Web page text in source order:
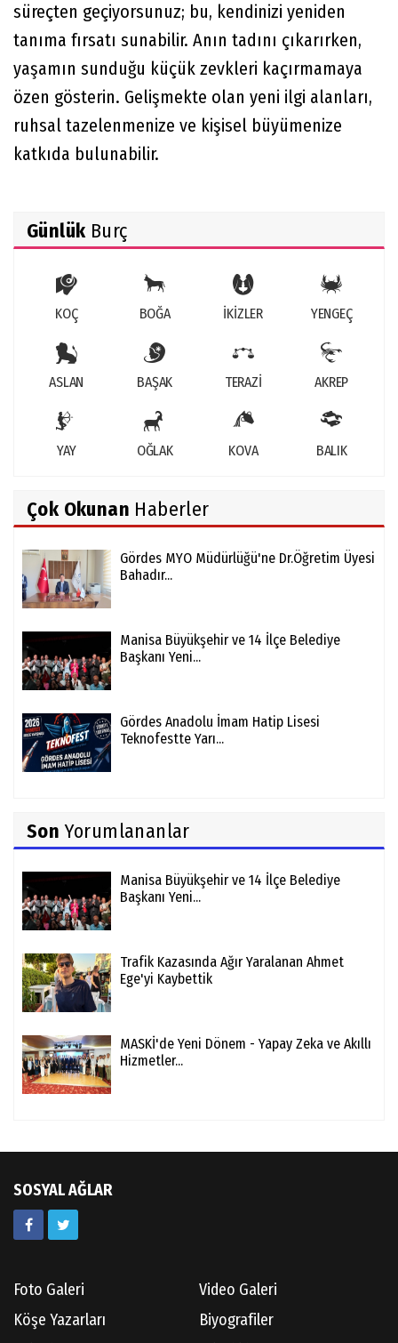
süreçten geçiyorsunuz; bu, kendinizi yeniden
tanıma fırsatı sunabilir. Anın tadını çıkarırken,
yaşamın sunduğu küçük zevkleri kaçırmamaya
özen gösterin. Gelişmekte olan yeni ilgi alanları,
ruhsal tazelenmenize ve kişisel büyümenize
katkıda bulunabilir.
GünlükBurç
KOÇ BOĞA İKİZLER YENGEÇ
ASLAN BAŞAK TERAZİ AKREP
YAY OĞLAK KOVA BALIK
Çok Okunan Haberler
Gördes MYO Müdürlüğü'ne Dr.Öğretim Üyesi
Bahadır...
Manisa Büyükşehir ve 14 İlçe Belediye
Başkanı Yeni...
Gördes Anadolu İmam Hatip Lisesi
Teknofestte Yarı...
Son Yorumlananlar
Manisa Büyükşehir ve 14 İlçe Belediye
Başkanı Yeni...
Trafik Kazasında Ağır Yaralanan Ahmet
Ege'yi Kaybettik
MASKİ'de Yeni Dönem - Yapay Zeka ve Akıllı
Hizmetler...
SOSYAL AĞLAR
Foto Galeri
Video Galeri
Köşe Yazarları
Biyografiler